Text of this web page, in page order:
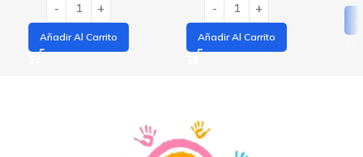
Añadir Al Carrito Añadir Al Carrito